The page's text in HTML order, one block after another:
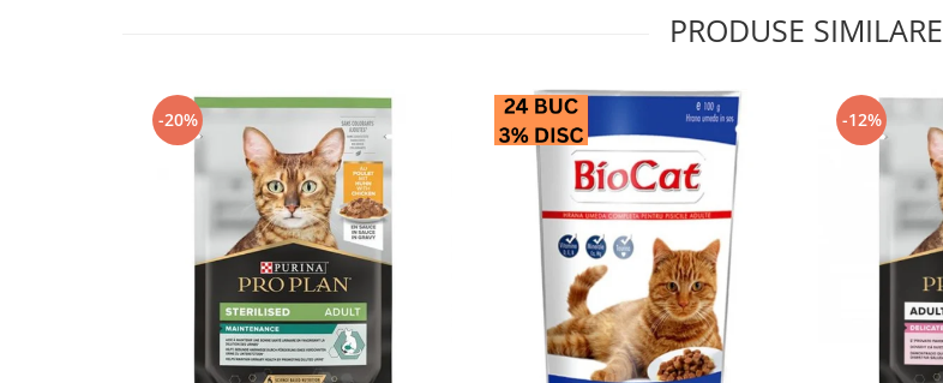
PRODUSE SIMILARE
-20% -12%